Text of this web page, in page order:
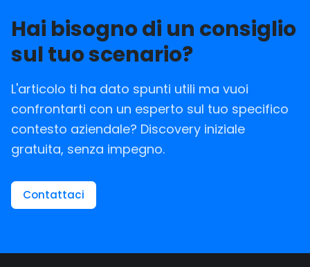
Hai bisogno di un consiglio
sul tuo scenario?
L'articolo ti ha dato spunti utili ma vuoi
confrontarti con un esperto sul tuo specifico
contesto aziendale? Discovery iniziale
gratuita, senza impegno.
Contattaci